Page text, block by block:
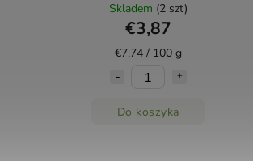
Skladem (2 szt)
€3,87
€7,74 / 100 g
Do koszyka